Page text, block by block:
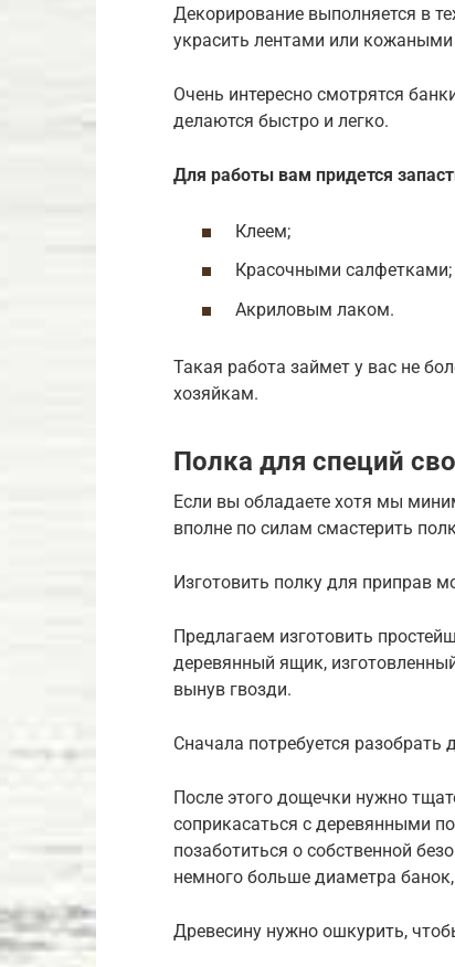
Декорирование выполняется в
украсить лентами или
Очень интересно смотрятся
делаются быстро и легко.
Для работы вам придется
Клеем;
Красочными салфетками;
Акриловым лаком.
Такая работа займет у вас не
хозяйкам.
Полка для специй
Если вы обладаете хотя мы
вполне по силам смастерить
Изготовить полку для приправ
Предлагаем изготовить
деревянный ящик,
вынув гвозди.
Сначала потребуется
После этого дощечки нужно
соприкасаться с деревянными
позаботиться о собственной
немного больше диаметра
Древесину нужно ошкурить,